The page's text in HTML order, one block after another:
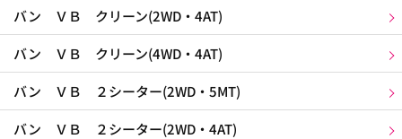
バン ＶＢ クリーン(2WD・4AT)
バン ＶＢ クリーン(4WD・4AT)
バン ＶＢ ２シーター(2WD・5MT)
バン ＶＢ ２シーター(2WD・4AT)